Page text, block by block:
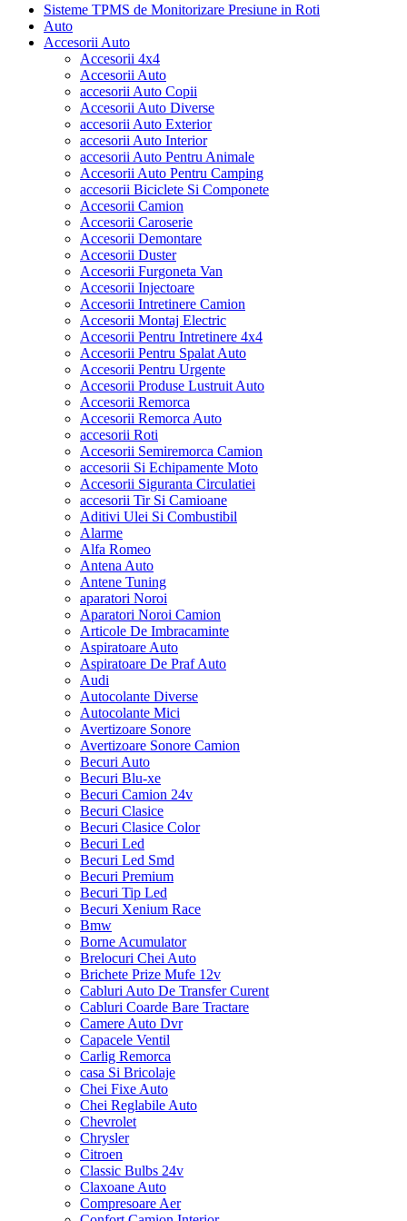
Sisteme TPMS de Monitorizare Presiune in Roti
Auto
Accesorii Auto
Accesorii 4x4
Accesorii Auto
accesorii Auto Copii
Accesorii Auto Diverse
accesorii Auto Exterior
accesorii Auto Interior
accesorii Auto Pentru Animale
Accesorii Auto Pentru Camping
accesorii Biciclete Si Componete
Accesorii Camion
Accesorii Caroserie
Accesorii Demontare
Accesorii Duster
Accesorii Furgoneta Van
Accesorii Injectoare
Accesorii Intretinere Camion
Accesorii Montaj Electric
Accesorii Pentru Intretinere 4x4
Accesorii Pentru Spalat Auto
Accesorii Pentru Urgente
Accesorii Produse Lustruit Auto
Accesorii Remorca
Accesorii Remorca Auto
accesorii Roti
Accesorii Semiremorca Camion
accesorii Si Echipamente Moto
Accesorii Siguranta Circulatiei
accesorii Tir Si Camioane
Aditivi Ulei Si Combustibil
Alarme
Alfa Romeo
Antena Auto
Antene Tuning
aparatori Noroi
Aparatori Noroi Camion
Articole De Imbracaminte
Aspiratoare Auto
Aspiratoare De Praf Auto
Audi
Autocolante Diverse
Autocolante Mici
Avertizoare Sonore
Avertizoare Sonore Camion
Becuri Auto
Becuri Blu-xe
Becuri Camion 24v
Becuri Clasice
Becuri Clasice Color
Becuri Led
Becuri Led Smd
Becuri Premium
Becuri Tip Led
Becuri Xenium Race
Bmw
Borne Acumulator
Brelocuri Chei Auto
Brichete Prize Mufe 12v
Cabluri Auto De Transfer Curent
Cabluri Coarde Bare Tractare
Camere Auto Dvr
Capacele Ventil
Carlig Remorca
casa Si Bricolaje
Chei Fixe Auto
Chei Reglabile Auto
Chevrolet
Chrysler
Citroen
Classic Bulbs 24v
Claxoane Auto
Compresoare Aer